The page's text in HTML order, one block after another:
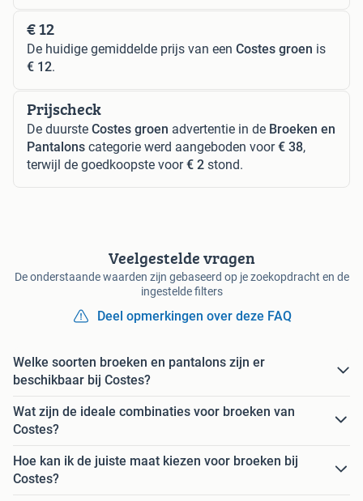
€ 12
De huidige gemiddelde prijs van een Costes groen is
€ 12.
Prijscheck
De duurste Costes groen advertentie in de Broeken en
Pantalons categorie werd aangeboden voor€ 38,
terwijl de goedkoopste voor€ 2 stond.
Veelgestelde vragen
De onderstaande waarden zijn gebaseerd op je zoekopdracht en de
ingestelde filters
Deel opmerkingen over deze FAQ
Welke soorten broeken en pantalons zijn er
beschikbaar bij Costes?
Wat zijn de ideale combinaties voor broeken van
Costes?
Hoe kan ik de juiste maat kiezen voor broeken bij
Costes?